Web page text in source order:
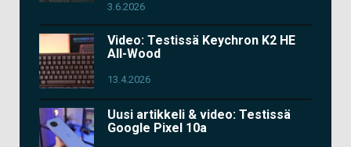
3.6.2026
Video: Testissä Keychron K2 HE
All-Wood
13.4.2026
Uusi artikkeli & video: Testissä
Google Pixel 10a